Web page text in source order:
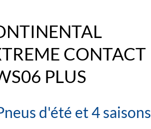
CONTACT
PLUS
d'été et 4 saisons